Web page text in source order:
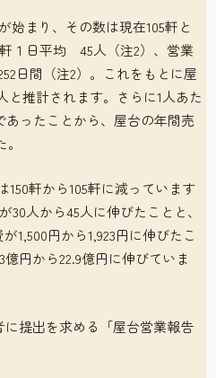
始まり、その数は現在105軒と
１日平均 45人（注2）、営業
日間（注2）。これをもとに屋
と推計されます。さらに1人あた
あったことから、屋台の年間売
150軒から105軒に減っています
人から45人に伸びたことと、
1,500円から1,923円に伸びたこ
円から22.9億円に伸びていま
提出を求める「屋台営業報告